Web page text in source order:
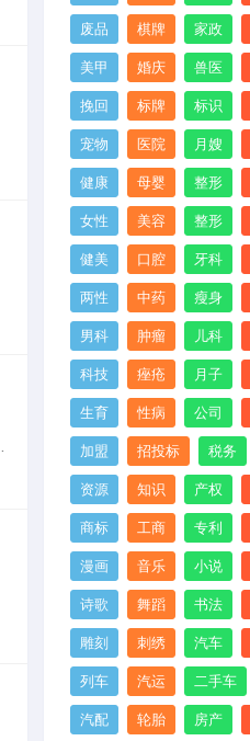
废品 棋牌 家政
美甲 婚庆 兽医
挽回 标牌 标识
宠物 医院 月嫂
健康 母婴 整形
女性 美容 整形
健美 口腔 牙科
两性 中药 瘦身
男科 肿瘤 儿科
科技 痤疮 月子
生育 性病 公司
加盟 招投标 税务
资源 知识 产权
商标 工商 专利
漫画 音乐 小说
诗歌 舞蹈 书法
雕刻 刺绣 汽车
列车 汽运 二手车
汽配 轮胎 房产